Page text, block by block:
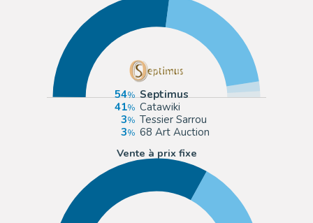
54
Septimus
41
Catawiki
3
Tessier Sarrou
3
68 Art Auction
Vente à prix fixe